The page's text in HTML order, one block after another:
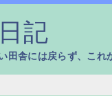
記
田舎には戻らず、こ